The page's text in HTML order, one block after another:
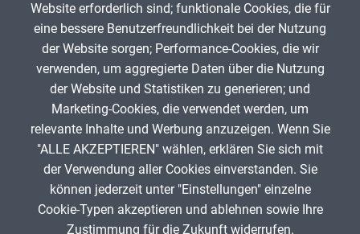
App melden
Infos zum Urheberrecht
ANZEIGE
Website erforderlich sind; funktionale Cookies, die für
eine bessere Benutzerfreundlichkeit bei der Nutzung
der Website sorgen; Performance-Cookies, die wir
verwenden, um aggregierte Daten über die Nutzung
der Website und Statistiken zu generieren; und
Marketing-Cookies, die verwendet werden, um
relevante Inhalte und Werbung anzuzeigen. Wenn Sie
"ALLE AKZEPTIEREN" wählen, erklären Sie sich mit
der Verwendung aller Cookies einverstanden. Sie
können jederzeit unter "Einstellungen" einzelne
Cookie-Typen akzeptieren und ablehnen sowie Ihre
Zustimmung für die Zukunft widerrufen.